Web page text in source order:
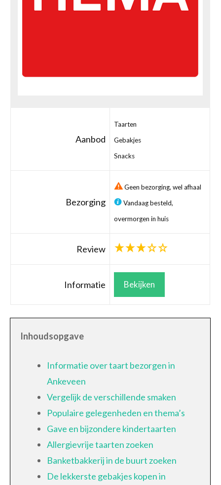
Aanbod
Taarten
Gebakjes
Snacks
Bezorging
Geen bezorging, wel afhaal
Vandaag besteld,
overmorgen in huis
Review
Informatie Bekijken
Inhoudsopgave
Informatie over taart bezorgen in
Ankeveen
Vergelijk de verschillende smaken
Populaire gelegenheden en thema’s
Gave en bijzondere kindertaarten
Allergievrije taarten zoeken
Banketbakkerij in de buurt zoeken
De lekkerste gebakjes kopen in